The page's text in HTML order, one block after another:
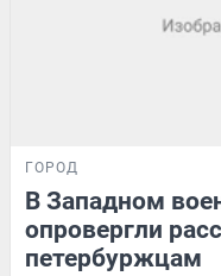
ГОРОД
В Западном
опровергли
петербуржцам